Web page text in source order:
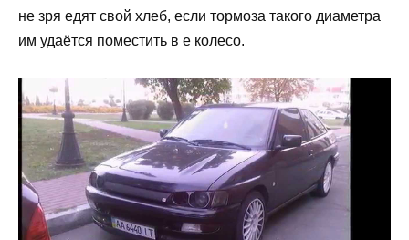
не зря едят свой хлеб, если тормоза такого диаметра
им удаётся поместить в е колесо.